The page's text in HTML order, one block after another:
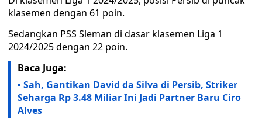
klasemen dengan 61 poin.
Sedangkan PSS Sleman di dasar klasemen Liga 1
2024/2025 dengan 22 poin.
Baca Juga:
Sah, Gantikan David da Silva di Persib, Striker
Seharga Rp 3.48 Miliar Ini Jadi Partner Baru Ciro
Alves